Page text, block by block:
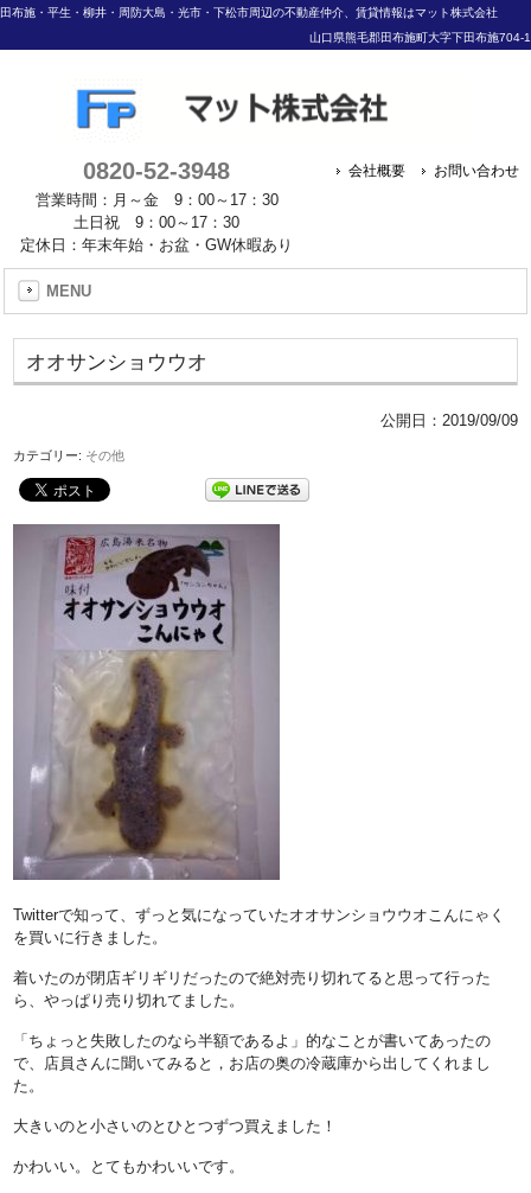
田布施・平生・柳井・周防大島・光市・下松市周辺の不動産仲介、賃貸情報はマット株式会社
山口県熊毛郡田布施町大字下田布施704-1
0820-52-3948
営業時間：月～金 9：00～17：30
土日祝 9：00～17：30
定休日：年末年始・お盆・GW休暇あり
会社概要 お問い合わせ
MENU
オオサンショウウオ
公開日： 2019/09/09
カテゴリー: その他
Twitterで知って、ずっと気になっていたオオサンショウウオこんにゃく
を買いに行きました。
着いたのが閉店ギリギリだったので絶対売り切れてると思って行った
ら、やっぱり売り切れてました。
「ちょっと失敗したのなら半額であるよ」的なことが書いてあったの
で、店員さんに聞いてみると，お店の奥の冷蔵庫から出してくれまし
た。
大きいのと小さいのとひとつずつ買えました！
かわいい。とてもかわいいです。